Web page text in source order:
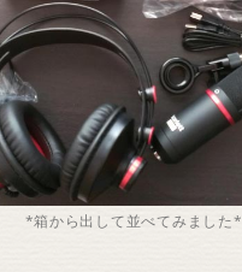
*箱から出して並べてみました*